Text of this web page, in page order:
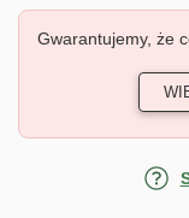
Gwarantujemy, że